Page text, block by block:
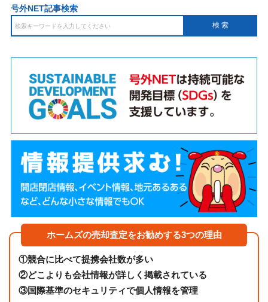
号外NET記事検索
ホームズの売却査定をお勧めする3つの理由
①競合に比べて提携会社数が多い
②どこよりも会社情報が詳しく掲載されている
③国際基準のセキュリティで個人情報を管理